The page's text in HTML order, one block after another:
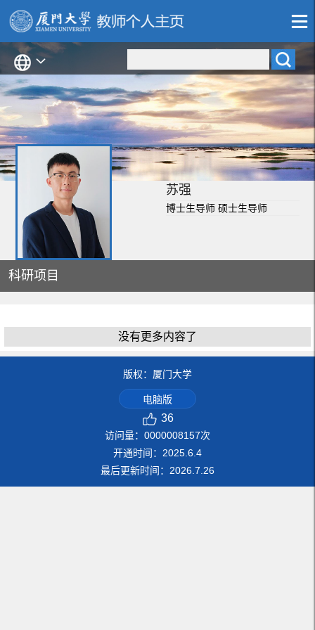
苏强
博士生导师 硕士生导师
科研项目
没有更多内容了
版权：厦门大学
电脑版
36
访问量： 0000008157次
开通时间： 2025 6 4
最后更新时间： 2026 7 26